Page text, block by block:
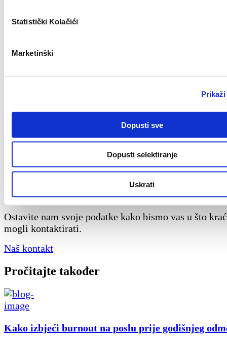
Statistički Kolačići
Marketinški
Dopusti sve
Dopusti selektiranje
Uskrati
nego što si zatražio/la podršku.
Konflikti na poslu ne moraju značiti kraj dobre
osobu, te da pokažeš profesionalnost čak i kad ti je
Sljedeći put kad osjetiš da tenzije rasu imaj na umu
reakcija određuje ishod.
Zaprati nas za još korisnih savjeta. 🙂
Kontaktirajte nas
Ostavite nam svoje podatke kako bismo vas u što
mogli kontaktirati.
Naš kontakt
Pročitajte također
Kako izbjeći burnout na poslu prije godišnjeg